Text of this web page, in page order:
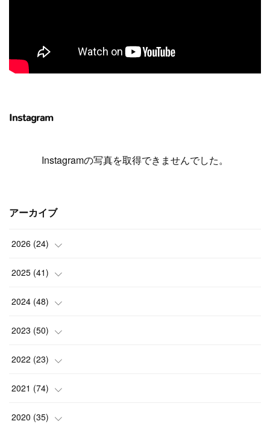
Instagram
Instagramの写真を取得できませんでした。
アーカイブ
2026 (24)
(1)
(3)
(2)
(7)
)
2025 (41)
(4)
(4)
(3)
(1)
)
2024 (48)
(3)
(2)
(4)
(3)
2023 (50)
(3)
(7)
(2)
2022 (23)
(5)
(1)
2021 (74)
(3)
2020 (35)